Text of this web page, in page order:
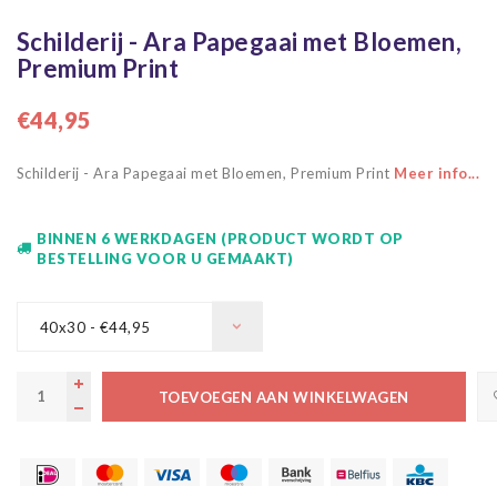
Schilderij - Ara Papegaai met Bloemen,
Premium Print
€44,95
Schilderij - Ara Papegaai met Bloemen, Premium Print Meer info...
BINNEN 6 WERKDAGEN (PRODUCT WORDT OP
BESTELLING VOOR U GEMAAKT)
40x30 - €44,95
TOEVOEGEN AAN WINKELWAGEN